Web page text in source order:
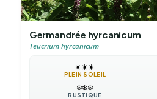
Germandrée hyrcanicum
Teucrium hyrcanicum
☀️☀️☀️
PLEIN SOLEIL
❄️❄️❄️
RUSTIQUE